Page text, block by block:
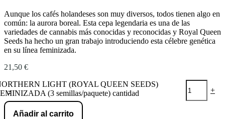
Aunque los cafés holandeses son muy diversos, todos tienen algo en
común: la aurora boreal. Esta cepa legendaria es una de las
variedades de cannabis más conocidas y reconocidas y Royal Queen
Seeds ha hecho un gran trabajo introduciendo esta célebre genética
en su línea feminizada.
21,50 €
-
LIGHT (ROYAL QUEEN SEEDS)
(3 semillas/paquete) cantidad
+
Añadir al carrito